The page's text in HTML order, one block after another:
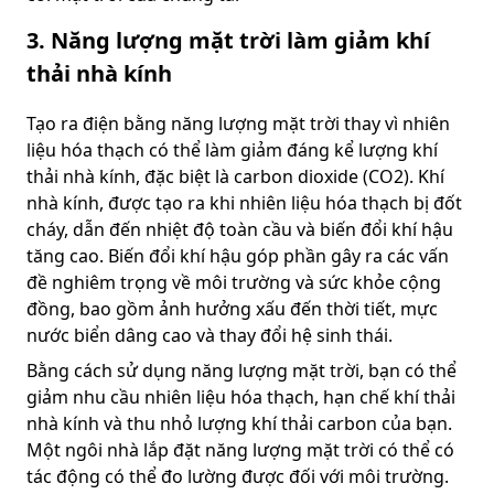
3. Năng lượng mặt trời làm giảm khí
thải nhà kính
Tạo ra điện bằng năng lượng mặt trời thay vì nhiên
liệu hóa thạch có thể làm giảm đáng kể lượng khí
thải nhà kính, đặc biệt là carbon dioxide (CO2). Khí
nhà kính, được tạo ra khi nhiên liệu hóa thạch bị đốt
cháy, dẫn đến nhiệt độ toàn cầu và biến đổi khí hậu
tăng cao. Biến đổi khí hậu góp phần gây ra các vấn
đề nghiêm trọng về môi trường và sức khỏe cộng
đồng, bao gồm ảnh hưởng xấu đến thời tiết, mực
nước biển dâng cao và thay đổi hệ sinh thái.
Bằng cách sử dụng năng lượng mặt trời, bạn có thể
giảm nhu cầu nhiên liệu hóa thạch, hạn chế khí thải
nhà kính và thu nhỏ lượng khí thải carbon của bạn.
Một ngôi nhà lắp đặt năng lượng mặt trời có thể có
tác động có thể đo lường được đối với môi trường.